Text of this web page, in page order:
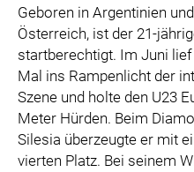
Geboren in Argentinien
Österreich, ist der 21-
startberechtigt. Im Juni
Mal ins Rampenlicht der
Szene und holte den U23
Meter Hürden. Beim
Silesia überzeugte er mit
vierten Platz. Bei seinem